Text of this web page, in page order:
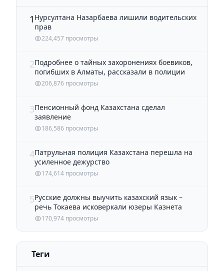
1 Нурсултана Назарбаева лишили водительских
прав
224,457 просмотры
2Подробнее о тайных захоронениях боевиков,
погибших в Алматы, рассказали в полиции
206,876 просмотры
3Пенсионный фонд Казахстана сделал
заявление
186,586 просмотры
4Патрульная полиция Казахстана перешла на
усиленное дежурство
174,614 просмотры
5Русские должны выучить казахский язык –
речь Токаева исковеркали юзеры Казнета
170,974 просмотры
Теги